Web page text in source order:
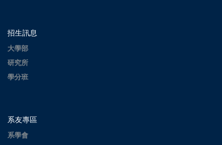
招生訊息
大學部
研究所
學分班
系友專區
系學會